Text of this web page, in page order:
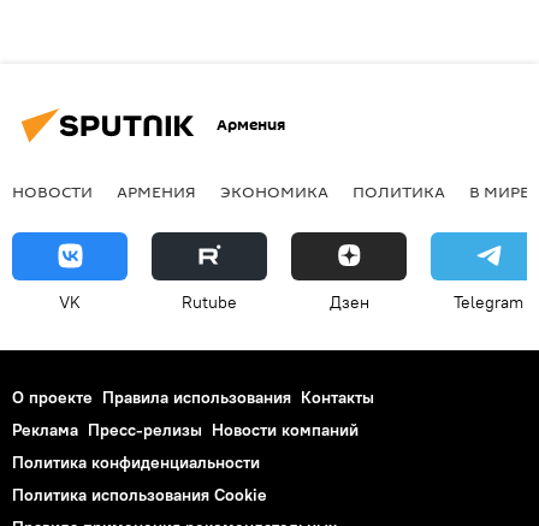
Армения
НОВОСТИ АРМЕНИЯ ЭКОНОМИКА ПОЛИТИКА В МИРЕ
VK Rutube Дзен Telegram
О проекте Правила использования Контакты
Реклама Пресс-релизы Новости компаний
Политика конфиденциальности
Политика использования Cookie